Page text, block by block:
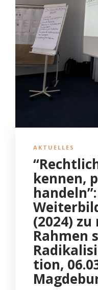
AKTUELLES
kennen,
handeln”:
(2024)
Rahmen
tion,